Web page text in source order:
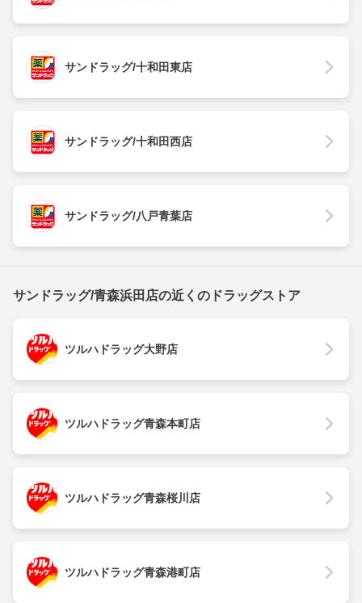
サンドラッグ/十和田東店
サンドラッグ/十和田西店
サンドラッグ/八戸青葉店
サンドラッグ/青森浜田店の近くのドラッグストア
ツルハドラッグ大野店
ツルハドラッグ青森本町店
ツルハドラッグ青森桜川店
ツルハドラッグ青森港町店